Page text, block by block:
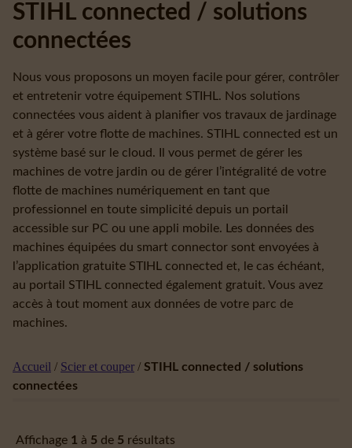
STIHL connected / solutions
connectées
Nous vous proposons un moyen facile pour gérer, contrôler
et entretenir votre équipement STIHL. Nos solutions
connectées vous aident à planifier vos travaux de jardinage
et à gérer votre flotte de machines. STIHL connected est un
système basé sur le cloud. Il vous permet de gérer les
machines de votre jardin ou de gérer l’intégralité de votre
flotte de machines numériquement en tant que
professionnel en toute simplicité depuis un portail
accessible sur PC ou une appli mobile. Les données des
machines équipées du smart connector sont envoyées à
l’application gratuite STIHL connected et, le cas échéant,
au portail STIHL connected également gratuit. Vous avez
accès à tout moment aux données de votre parc de
machines.
Accueil / Scier et couper / STIHL connected / solutions
connectées
Affichage 1 à 5 de 5 résultats